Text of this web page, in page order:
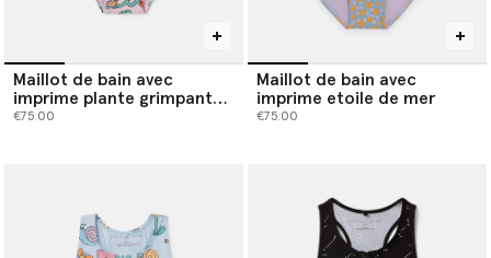
Maillot de bain avec
imprime plante grimpante
Stella
€75.00
Maillot de bain avec
imprime etoile de mer
€75.00